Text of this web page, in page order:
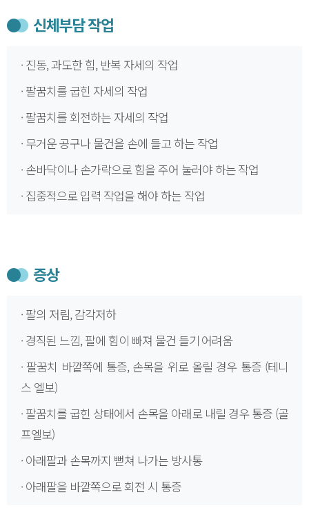
신체부담 작업
· 진동, 과도한 힘, 반복 자세의 작업
· 팔꿈치를 굽힌 자세의 작업
· 팔꿈치를 회전하는 자세의 작업
· 무거운 공구나 물건을 손에 들고 하는 작업
· 손바닥이나 손가락으로 힘을 주어 눌러야 하는 작업
· 집중적으로 입력 작업을 해야 하는 작업
증상
· 팔의 저림, 감각저하
· 경직된 느낌, 팔에 힘이 빠져 물건 들기 어려움
· 팔꿈치 바깥쪽에 통증, 손목을 위로 올릴 경우 통증 (테니
스 엘보)
· 팔꿈치를 굽힌 상태에서 손목을 아래로 내릴 경우 통증 (골
프엘보)
· 아래팔과 손목까지 뻗쳐 나가는 방사통
· 아래팔을 바깥쪽으로 회전 시 통증